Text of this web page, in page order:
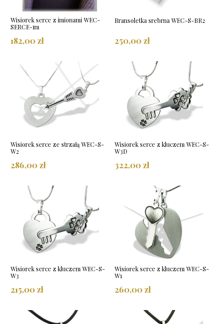
Wisiorek serce z imionami WEC-
SERCE-1m
182,00 zł
Bransoletka srebrna WEC-S-BR2
250,00 zł
Wisiorek serce ze strzałą WEC-S-
W2
286,00 zł
Wisiorek serce z kluczem WEC-S-
W3D
322,00 zł
Wisiorek serce z kluczem WEC-S-
W3
215,00 zł
Wisiorek serce z kluczem WEC-S-
W1
260,00 zł